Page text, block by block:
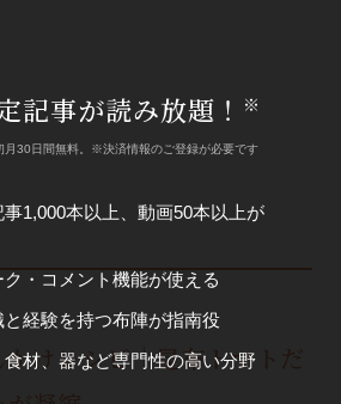
けレシピ｜昆布トマトだ
記事が読み放題！ ※
月30日間無料。※決済情報のご登録が必要です
1,000本以上、動画50本以上が
・コメント機能が使える
経験を持つ布陣が指南役
材、器など専門性の高い分野